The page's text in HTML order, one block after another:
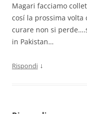
Magari facciamo
cosí la prossima volta
curare non si
in Pakistan…
Rispondi ↓